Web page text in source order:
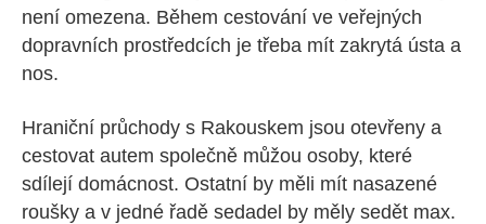
není omezena. Během cestování ve veřejných
dopravních prostředcích je třeba mít zakrytá ústa a
nos.
Hraniční průchody s Rakouskem jsou otevřeny a
cestovat autem společně můžou osoby, které
sdílejí domácnost. Ostatní by měli mít nasazené
roušky a v jedné řadě sedadel by měly sedět max.